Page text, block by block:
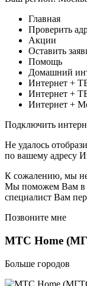
Главная
Проверить
Акции
Оставить
Помощь
Домашний
Интернет +
Интернет +
Интернет +
Подключить
Не удалось
по вашему адресу
К сожалению, мы
Мы поможем Вам в
специалист Вам
Позвоните мне
МТС Home
Больше городов